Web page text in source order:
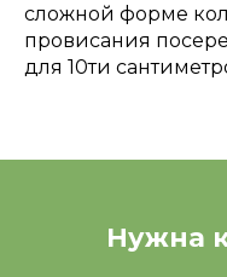
сложной форме
провисания
для 10ти
Нужна